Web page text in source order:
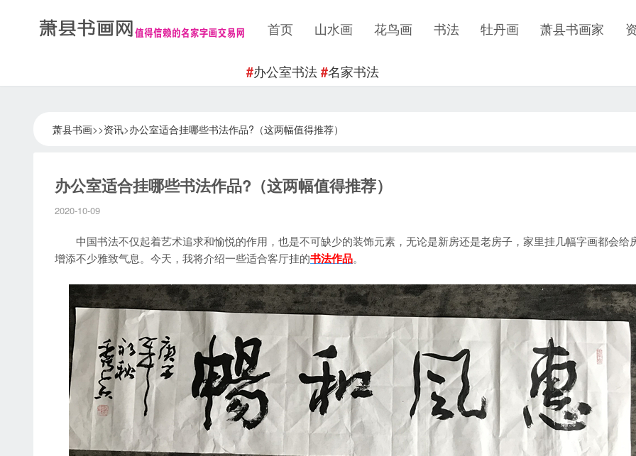
首页 山水画 花鸟画 书法 牡丹画 萧县书画家
#办公室书法#名家书法
萧县书画>>资讯>办公室适合挂哪些书法作品?（这两幅值得推荐）
办公室适合挂哪些书法作品?（这两幅值得推荐）
2020-10-09
中国书法不仅起着艺术追求和愉悦的作用，也是不可缺少的装饰元素，无论是新房还是老房子，家里挂几幅字画都会给
增添不少雅致气息。今天，我将介绍一些适合客厅挂的书法作品。